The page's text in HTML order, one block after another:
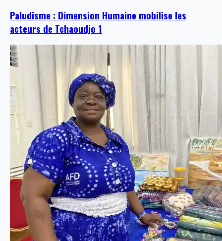
Paludisme : Dimension Humaine mobilise les
acteurs de Tchaoudjo 1